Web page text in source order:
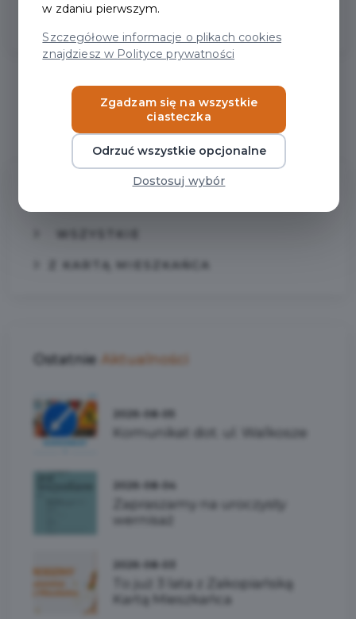
1
Z KARTĄ MIESZKAŃCA
Ostatnie Aktualności
2026-08-05
Komunikat dot. ul. Walkosze
2026-08-04
Zapraszamy na uroczysty
wernisaż
2026-08-03
To już 3 lata z Zakopiańską
Kartą Mieszkańca
w zdaniu pierwszym.
Szczegółowe informacje o plikach cookies
znajdziesz w Polityce prywatności
Zgadzam się na wszystkie
ciasteczka
Odrzuć wszystkie opcjonalne
Dostosuj wybór